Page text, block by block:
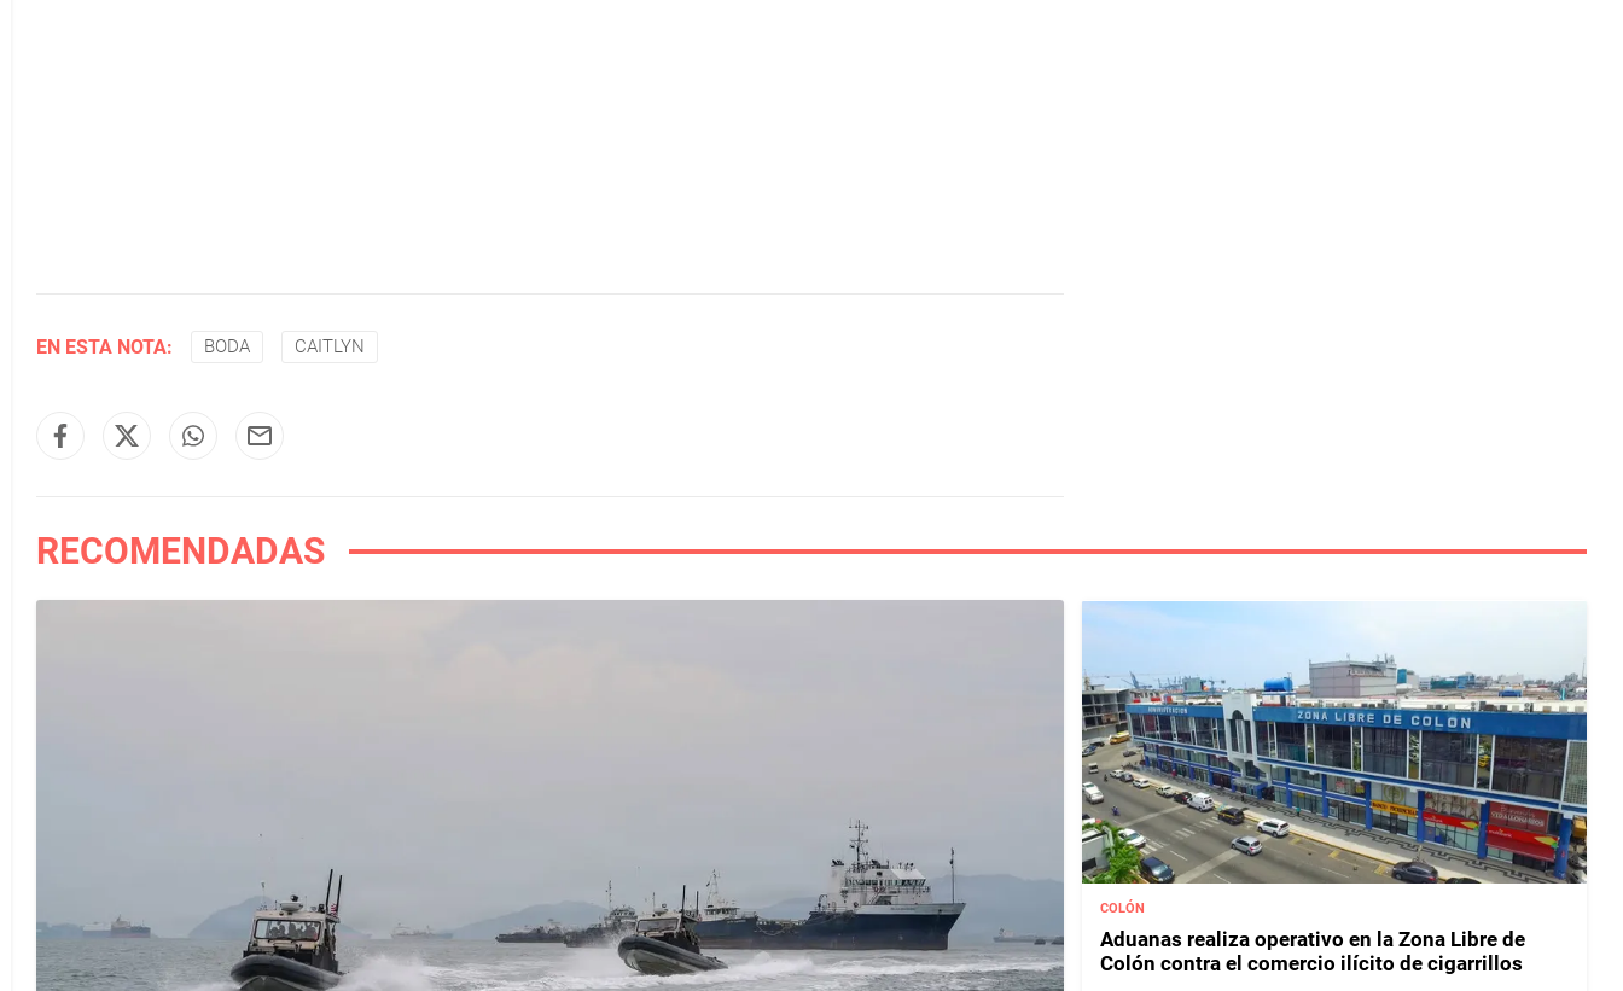
EN ESTA NOTA: BODA CAITLYN
RECOMENDADAS
COLÓN
Aduanas realiza operativo en la Zona Libre de
Colón contra el comercio ilícito de cigarrillos